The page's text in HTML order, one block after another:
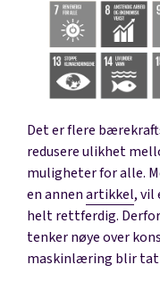
Det er flere
redusere ulikhet
muligheter for alle.
en annenartikkel,
helt rettferdig.
tenker nøye over
maskinlæring blir